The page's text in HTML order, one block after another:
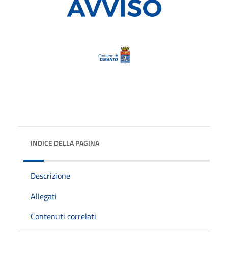
INDICE DELLA PAGINA
Descrizione
Allegati
Contenuti correlati